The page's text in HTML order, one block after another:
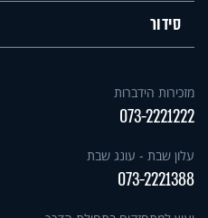
סידור
מזכירות הידברות
073-2221222
עלון שבת - עונג שבת
073-2221388